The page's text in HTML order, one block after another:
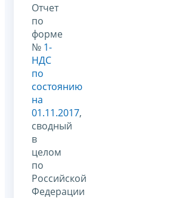
Отчет
по
форме
№ 1-
НДС
по
состоянию
на
01.11.2017,
сводный
в
целом
по
Российской
Федерации